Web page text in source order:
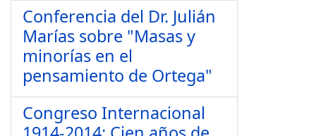
Conferencia del Dr. Julián
Marías sobre "Masas y
minorías en el
pensamiento de Ortega"
Congreso Internacional